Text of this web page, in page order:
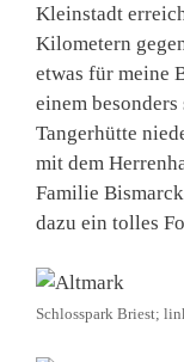
Kleinstadt
Kilometern
etwas für meine
einem
Tangerhütte
mit dem
Familie
dazu ein tolles
Schlosspark Briest;